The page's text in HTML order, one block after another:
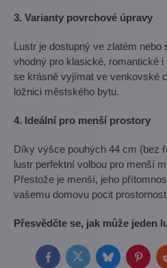
3. Varianty povrchové úpravy
Lustr je dostupný ve zlatém nebo
vhodný pro klasické, romantické
se krásně vyjímat ve venkovské
ložnici městského bytu.
4. Ideální pro menší prostory
Díky výšce pouhých 44 cm (bez
lustr perfektní volbou pro menší
Přestože je menší, jeho
vašemu domovu pocit
Přesvědčte se, jak může jeden
FacebookTwitterBluesky